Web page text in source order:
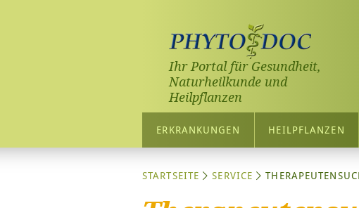
Ihr Portal für Gesundheit,
Naturheilkunde und
Heilpflanzen
ERKRANKUNGEN HEILPFLANZEN
STARTSEITE SERVICE